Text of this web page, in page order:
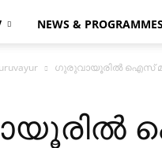
NEWS & PROGRAMMES
ഗുരുവായൂരില്‍ ഐസ് മഴ